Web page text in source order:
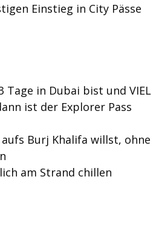
Einstieg in City Pässe
Tage in Dubai bist und VIEL
ist der Explorer Pass
Burj Khalifa willst, ohne
am Strand chillen